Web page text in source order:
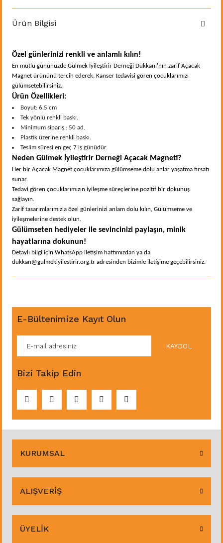
Ürün Bilgisi
Özel günlerinizi renkli ve anlamlı kılın!
En mutlu gününüzde Gülmek İyileştirir Derneği Dükkanı'nın zarif Açacak
Magnet ürününü tercih ederek, Kanser tedavisi gören çocuklarımızı
gülümsetebilirsiniz.
Ürün Özellikleri:
Boyut: 6.5 cm
Tek yönlü renkli baskı.
Minimum sipariş : 50 ad.
Plastik üzerine renkli baskı.
Teslim süresi en geç 7 iş günüdür.
Neden Gülmek İyileştirir Derneği Açacak Magneti?
Her bir Açacak Magnet çocuklarımıza gülümseme dolu anlar yaşatma fırsatı
sunar.
Tedavi gören çocuklarımızın iyileşme süreçlerine pozitif bir dokunuş
sağlayın.
Zarif tasarımlarımızla özel günlerinizi anlam dolu kılın, Gülümseme ve
iyileşmelerine destek olun.
Gülümseten hediyeler ile sevincinizi paylaşın, minik
hayatlarına dokunun!
Detaylı bilgi için WhatsApp iletişim hattımızdan ya da
dukkan@gulmekiyilestirir.org.tr adresinden bizimle iletişime geçebilirsiniz.
E-Bültenimize Kayıt Olun
KAYDOL
Bizi Takip Edin
KURUMSAL
ALIŞVERİŞ
ÜYELİK